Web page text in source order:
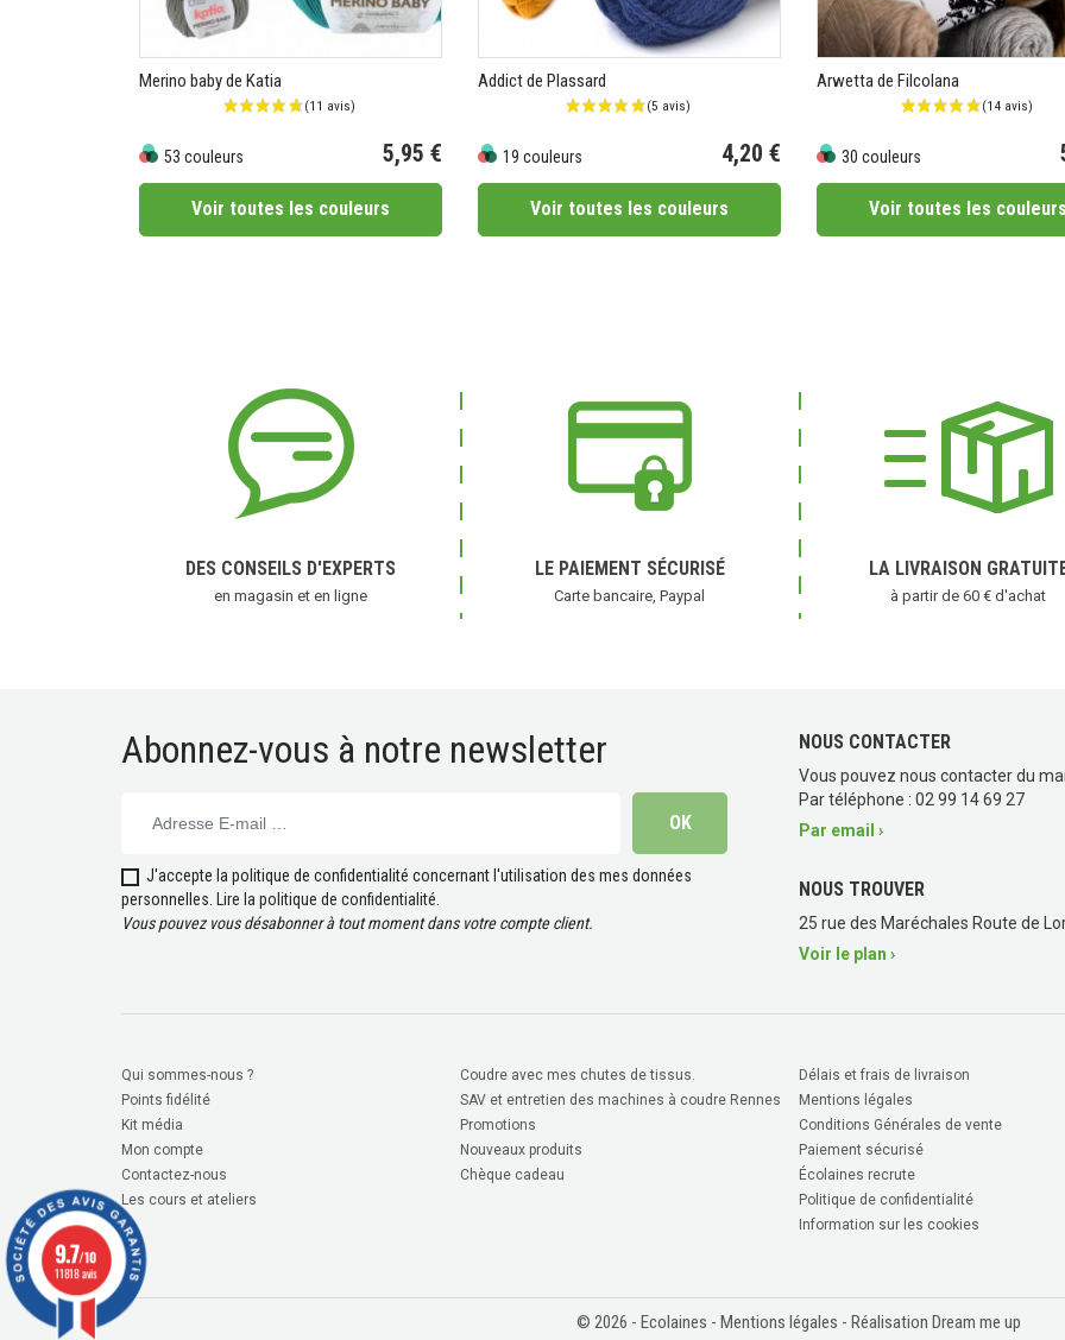
Merino baby de Katia
53 couleurs 5,95 €
Voir toutes les couleurs
Addict de Plassard
19 couleurs 4,20 €
Voir toutes les couleurs
Arwetta de Filcolana
30 couleurs
Voir toutes les couleurs
DES CONSEILS D'EXPERTS
en magasin et en ligne
LE PAIEMENT SÉCURISÉ
Carte bancaire, Paypal
LA LIVRAISON
à partir de 60 € d'achat
Abonnez-vous à notre newsletter
J'accepte la politique de confidentialité concernant l'utilisation des mes données
personnelles.
Lire la politique de confidentialité
Vous pouvez vous désabonner à tout moment dans votre compte client.
NOUS CONTACTER
Vous pouvez nous contacter du
Par téléphone : 02 99 14 69 27
Par email ›
NOUS TROUVER
25 rue des Maréchales Route de
Voir le plan ›
Qui sommes-nous ?
Points fidélité
Kit média
Mon compte
Contactez-nous
Les cours et ateliers
Coudre avec mes chutes de tissus.
SAV et entretien des machines à coudre Rennes
Promotions
Nouveaux produits
Chèque cadeau
Délais et frais de livraison
Mentions légales
Conditions Générales de vente
Paiement sécurisé
Écolaines recrute
Politique de confidentialité
Information sur les cookies
© 2026 - Ecolaines - Mentions légales - Réalisation Dream me up
9.7/10
11818 avis